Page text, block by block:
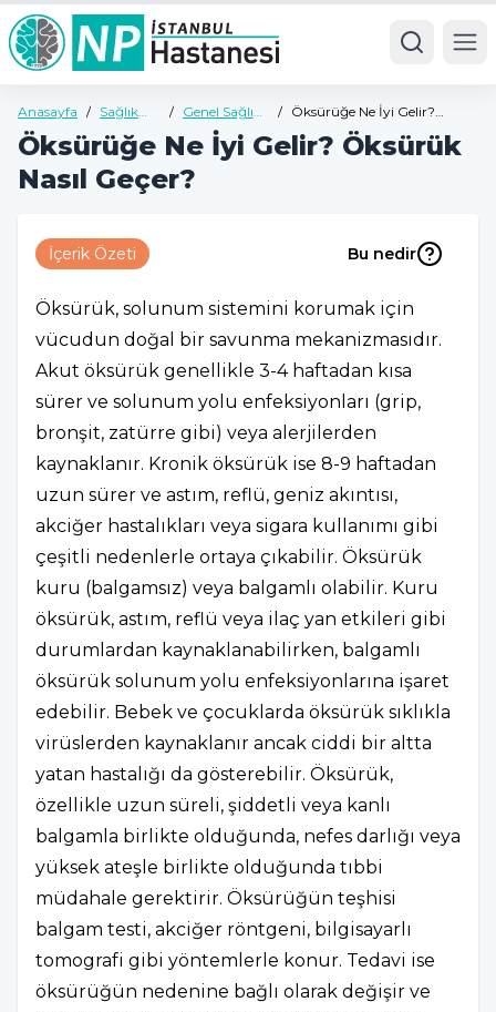
Anasayfa / Sağlık
/
Genel Sağlık
Rehberi
/
Öksürüğe Ne İyi Gelir?
Öksürük Nasıl Geçer?
Öksürüğe Ne İyi Gelir? Öksürük
Nasıl Geçer?
İçerik Özeti Bu nedir
Öksürük, solunum sistemini korumak için
vücudun doğal bir savunma mekanizmasıdır.
Akut öksürük genellikle 3-4 haftadan kısa
sürer ve solunum yolu enfeksiyonları (grip,
bronşit, zatürre gibi) veya alerjilerden
kaynaklanır. Kronik öksürük ise 8-9 haftadan
uzun sürer ve astım, reflü, geniz akıntısı,
akciğer hastalıkları veya sigara kullanımı gibi
çeşitli nedenlerle ortaya çıkabilir. Öksürük
kuru (balgamsız) veya balgamlı olabilir. Kuru
öksürük, astım, reflü veya ilaç yan etkileri gibi
durumlardan kaynaklanabilirken, balgamlı
öksürük solunum yolu enfeksiyonlarına işaret
edebilir. Bebek ve çocuklarda öksürük sıklıkla
virüslerden kaynaklanır ancak ciddi bir altta
yatan hastalığı da gösterebilir. Öksürük,
özellikle uzun süreli, şiddetli veya kanlı
balgamla birlikte olduğunda, nefes darlığı veya
yüksek ateşle birlikte olduğunda tıbbi
müdahale gerektirir. Öksürüğün teşhisi
balgam testi, akciğer röntgeni, bilgisayarlı
tomografi gibi yöntemlerle konur. Tedavi ise
öksürüğün nedenine bağlı olarak değişir ve